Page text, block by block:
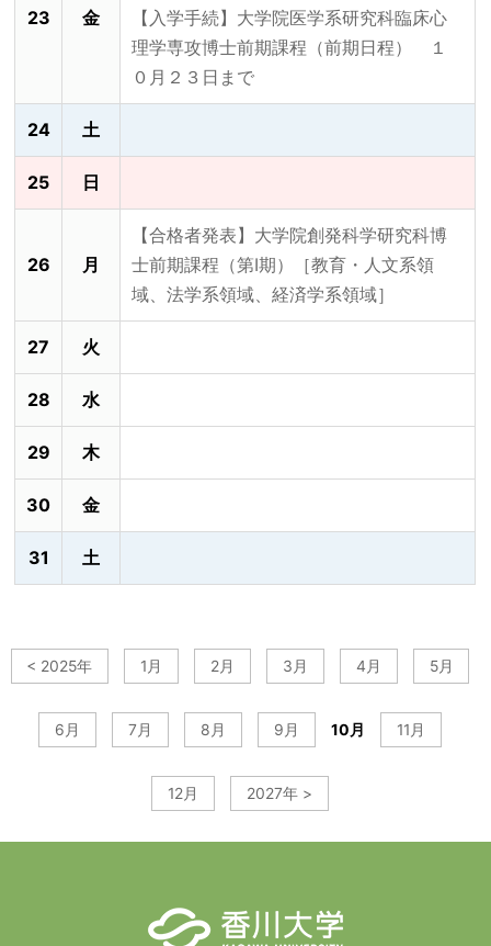
23 金
【入学手続】大学院医学系研究科臨床心
理学専攻博士前期課程（前期日程） １
０月２３日まで
24 土
25 日
26 月
【合格者発表】大学院創発科学研究科博
士前期課程（第Ⅰ期）［教育・人文系領
域、法学系領域、経済学系領域］
27 火
28 水
29 木
30 金
31 土
< 2025年 1月 2月 3月 4月 5月
6月 7月 8月 9月 10月 11月
12月 2027年 >